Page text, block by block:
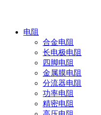
电阻
合金电阻
长电极电阻
四脚电阻
金属膜电阻
分流器电阻
功率电阻
精密电阻